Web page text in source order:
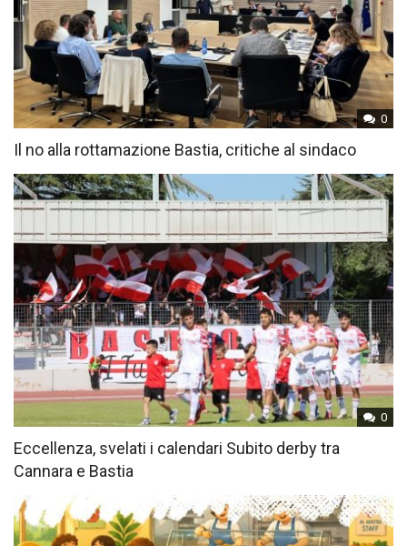
0
Il no alla rottamazione Bastia, critiche al sindaco
0
Eccellenza, svelati i calendari Subito derby tra
Cannara e Bastia